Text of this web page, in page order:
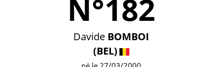
N°182
Davide BOMBOI
(BEL)